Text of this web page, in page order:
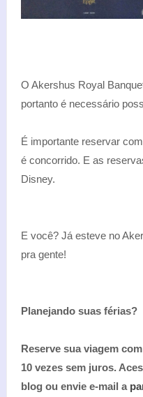
O Akershus Royal
portanto é necessário
É importante reservar
é concorrido. E as
Disney.
E você? Já esteve no
pra gente!
Planejando suas férias?
Reserve sua viagem
10 vezes sem juros.
blog ou envie e-mail a